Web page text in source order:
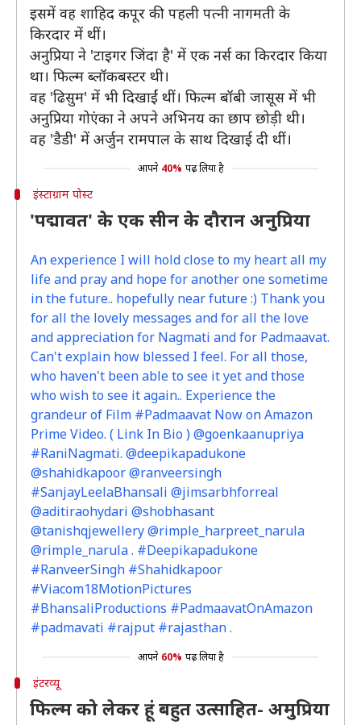
इसमें वह शाहिद कपूर की पहली पत्नी नागमती के
किरदार में थीं।
अनुप्रिया ने 'टाइगर जिंदा है' में एक नर्स का किरदार किया
था। फिल्म ब्लॉकबस्टर थी।
वह 'ढिसुम' में भी दिखाईं थीं। फिल्म बॉबी जासूस में भी
अनुप्रिया गोएंका ने अपने अभिनय का छाप छोड़ी थी।
वह 'डैडी' में अर्जुन रामपाल के साथ दिखाई दी थीं।
आपने 40% पढ़ लिया है
इंस्टाग्राम पोस्ट
'पद्मावत' के एक सीन के दौरान अनुप्रिया
An experience I will hold close to my heart all my
life and pray and hope for another one sometime
in the future.. hopefully near future :) Thank you
for all the lovely messages and for all the love
and appreciation for Nagmati and for Padmaavat.
Can't explain how blessed I feel. For all those,
who haven't been able to see it yet and those
who wish to see it again.. Experience the
grandeur of Film #Padmaavat Now on Amazon
Prime Video. ( Link In Bio ) @goenkaanupriya
#RaniNagmati. @deepikapadukone
@shahidkapoor @ranveersingh
#SanjayLeelaBhansali @jimsarbhforreal
@aditiraohydari @shobhasant
@tanishqjewellery @rimple_harpreet_narula
@rimple_narula . #Deepikapadukone
#RanveerSingh #Shahidkapoor
#Viacom18MotionPictures
#BhansaliProductions #PadmaavatOnAmazon
#padmavati #rajput #rajasthan .
आपने 60% पढ़ लिया है
इंटरव्यू
फिल्म को लेकर हूं बहुत उत्साहित- अमुप्रिया